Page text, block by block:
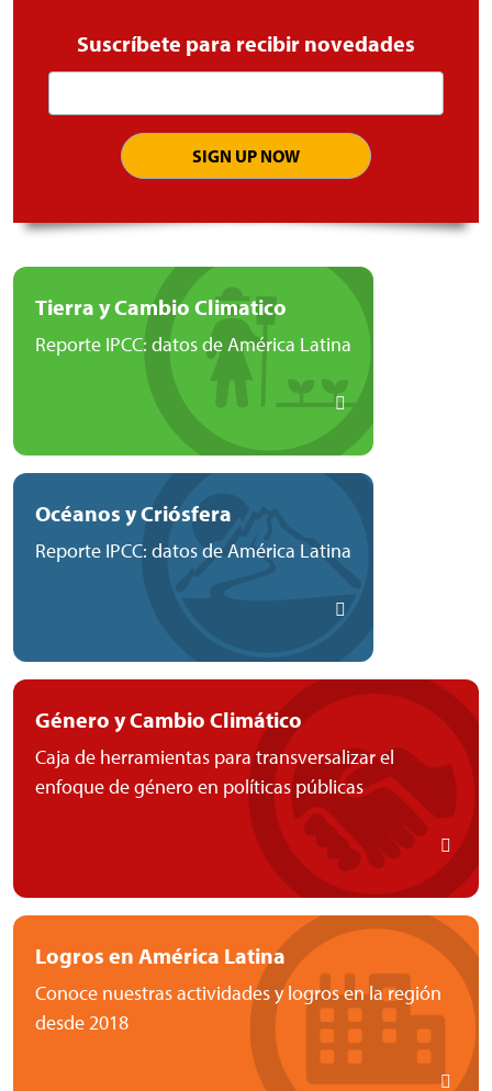
Suscríbete para recibir novedades
address
Tierra y Cambio Climatico
Reporte IPCC: datos de América Latina
Océanos y Criósfera
Reporte IPCC: datos de América Latina
Género y Cambio Climático
Caja de herramientas para transversalizar el
enfoque de género en políticas públicas
Logros en América Latina
Conoce nuestras actividades y logros en la región
desde 2018